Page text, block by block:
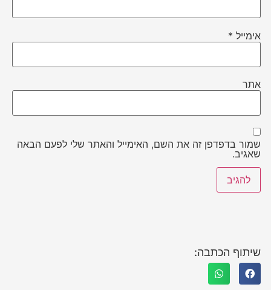
אימייל *
אתר
שמור בדפדפן זה את השם, האימייל והאתר שלי לפעם הבאה
שאגיב.
שיתוף הכתבה: